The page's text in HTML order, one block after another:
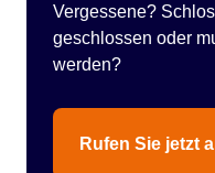
Vergessene?
geschlossen oder
werden?
Rufen Sie jetzt